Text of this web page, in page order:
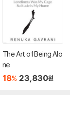
The Art of Being Alo
ne
18% 23,830원